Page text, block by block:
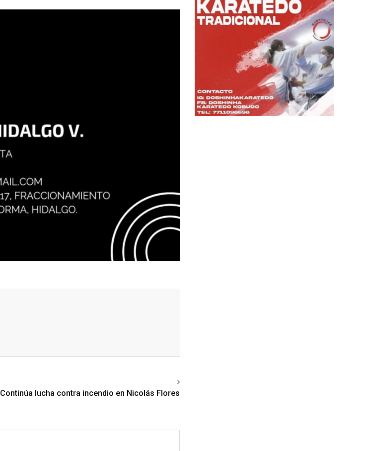
Continúa lucha contra incendio en Nicolás Flores